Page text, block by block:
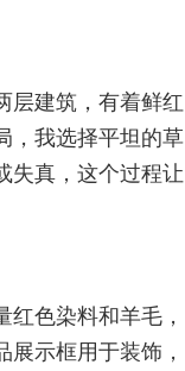
层建筑，有着鲜红
，我选择平坦的草
失真，这个过程让
色染料和羊毛，
示框用于装饰，